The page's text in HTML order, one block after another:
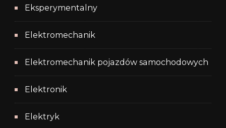
Eksperymentalny
Elektromechanik
Elektromechanik pojazdów samochodowych
Elektronik
Elektryk